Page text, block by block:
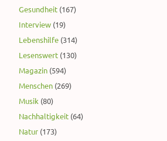
Gesundheit (167)
Interview (19)
Lebenshilfe (314)
Lesenswert (130)
Magazin (594)
Menschen (269)
Musik (80)
Nachhaltigkeit (64)
Natur (173)